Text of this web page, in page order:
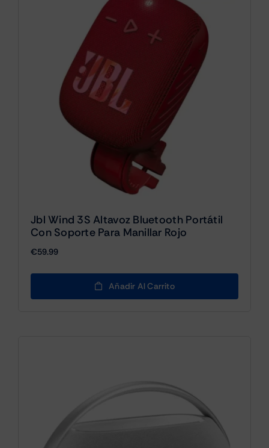
Jbl Wind 3S Altavoz Bluetooth Portátil
Con Soporte Para Manillar Rojo
€59.99
Añadir Al Carrito